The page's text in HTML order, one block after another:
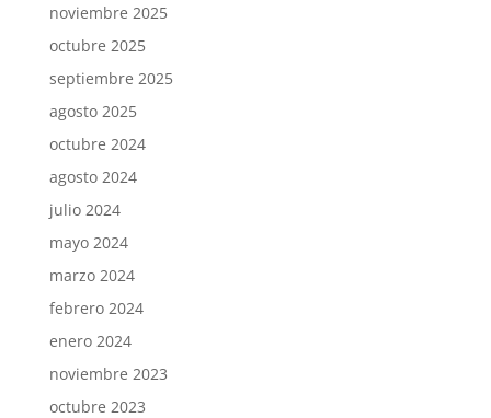
noviembre 2025
octubre 2025
septiembre 2025
agosto 2025
octubre 2024
agosto 2024
julio 2024
mayo 2024
marzo 2024
febrero 2024
enero 2024
noviembre 2023
octubre 2023